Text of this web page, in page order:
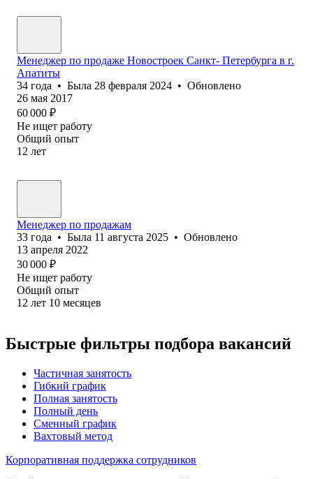
Менеджер по продаже Новостроек Санкт- Петербурга в г.
Апатиты
34 года • Была 28 февраля 2024 • Обновлено
26 мая 2017
60 000 ₽
Не ищет работу
Общий опыт
12 лет
Менеджер по продажам
33 года • Была 11 августа 2025 • Обновлено
13 апреля 2022
30 000 ₽
Не ищет работу
Общий опыт
12 лет 10 месяцев
Быстрые фильтры подбора вакансий
Частичная занятость
Гибкий график
Полная занятость
Полный день
Сменный график
Вахтовый метод
Корпоративная поддержка сотрудников